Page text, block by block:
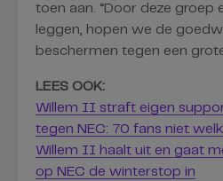
toen aan. “Door deze groep
leggen, hopen we de
beschermen tegen een
LEES OOK:
Willem II straft eigen
tegen NEC: 70 fans niet
Willem II haalt uit en gaat
op NEC de winterstop in